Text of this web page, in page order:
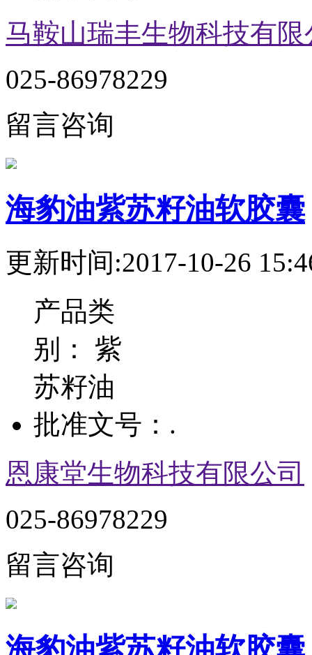
马鞍山瑞丰生物科技有限
025-86978229
留言咨询
海豹油紫苏籽油软胶囊
更新时间:2017-10-26
产品类
别： 紫
苏籽油
批准文号： .
恩康堂生物科技有限公司
025-86978229
留言咨询